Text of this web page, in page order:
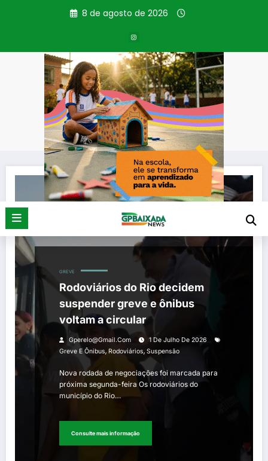
8 de agosto de 2026
Tag: greve e ônibus
Página inicial greve e ônibus
GREVE
Rodoviários do Rio decidem
suspender greve e ônibus
voltam a circular
Gperelo@gmail.com
1 De Julho De 2026
Greve E Ônibus, Rodoviários, Suspensão
Nova rodada de negociações foi marcada para
próxima segunda-feira Os rodoviários do
município do Rio…
Consulte mais informação